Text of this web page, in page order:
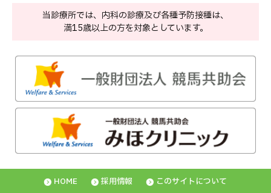
当診療所では、内科の診療及び各種予防接種は、
満15歳以上の方を対象としています。
HOME 採用情報
このサイトについて